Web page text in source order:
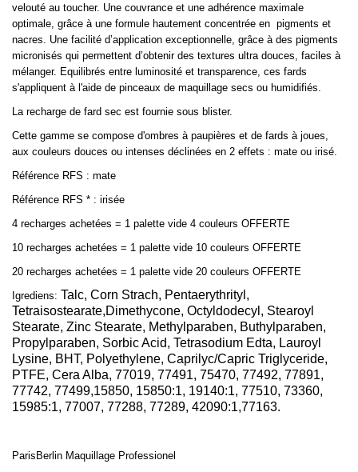
velouté au toucher. Une couvrance et une adhérence maximale
optimale, grâce à une formule hautement concentrée en pigments et
nacres. Une facilité d’application exceptionnelle, grâce à des pigments
micronisés qui permettent d’obtenir des textures ultra douces, faciles à
mélanger. Equilibrés entre luminosité et transparence, ces fards
s'appliquent à l'aide de pinceaux de maquillage secs ou humidifiés.
La recharge de fard sec est fournie sous blister.
Cette gamme se compose d'ombres à paupières et de fards à joues,
aux couleurs douces ou intenses déclinées en 2 effets : mate ou irisé.
Référence RFS : mate
Référence RFS * : irisée
4 recharges achetées = 1 palette vide 4 couleurs OFFERTE
10 recharges achetées = 1 palette vide 10 couleurs OFFERTE
20 recharges achetées = 1 palette vide 20 couleurs OFFERTE
Igrediens: Talc, Corn Strach, Pentaerythrityl,
Tetraisostearate,Dimethycone, Octyldodecyl, Stearoyl
Stearate, Zinc Stearate, Methylparaben, Buthylparaben,
Propylparaben, Sorbic Acid, Tetrasodium Edta, Lauroyl
Lysine, BHT, Polyethylene, Caprilyc/Capric Triglyceride,
PTFE, Cera Alba, 77019, 77491, 75470, 77492, 77891,
77742, 77499,15850, 15850:1, 19140:1, 77510, 73360,
15985:1, 77007, 77288, 77289, 42090:1,77163.
ParisBerlin Maquillage Professionel